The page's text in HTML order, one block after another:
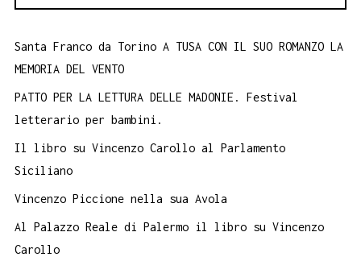
agosto
Santa Franco da Torino A TUSA CON IL SUO ROMANZO LA
MEMORIA DEL VENTO
PATTO PER LA LETTURA DELLE MADONIE. Festival
letterario per bambini.
Il libro su Vincenzo Carollo al Parlamento
Siciliano
Vincenzo Piccione nella sua Avola
Al Palazzo Reale di Palermo il libro su Vincenzo
Carollo